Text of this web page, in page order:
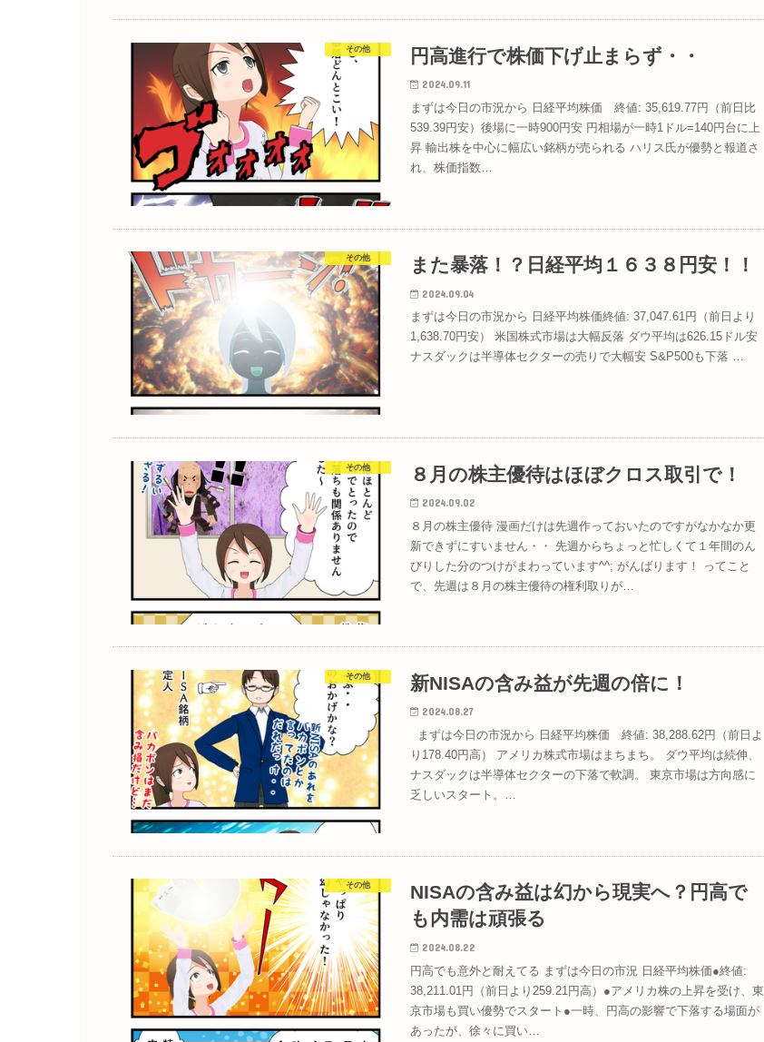
その他 円高進行で株価下げ止まらず・・
2024.09.11
まずは今日の市況から 日経平均株価 終値: 35,619.77円（前日比
539.39円安）後場に一時900円安 円相場が一時1ドル=140円台に上
昇 輸出株を中心に幅広い銘柄が売られる ハリス氏が優勢と報道さ
れ、株価指数…
その他 また暴落！？日経平均１６３８円安！！
2024.09.04
まずは今日の市況から 日経平均株価終値: 37,047.61円（前日より
1,638.70円安） 米国株式市場は大幅反落 ダウ平均は626.15ドル安
ナスダックは半導体セクターの売りで大幅安 S&P500も下落 …
その他 ８月の株主優待はほぼクロス取引で！
2024.09.02
８月の株主優待 漫画だけは先週作っておいたのですがなかなか更
新できずにすいません・・ 先週からちょっと忙しくて１年間のん
びりした分のつけがまわっています^^; がんばります！ ってこと
で、先週は８月の株主優待の権利取りが…
その他 新NISAの含み益が先週の倍に！
2024.08.27
まずは今日の市況から 日経平均株価 終値: 38,288.62円（前日よ
り178.40円高） アメリカ株式市場はまちまち。 ダウ平均は続伸、
ナスダックは半導体セクターの下落で軟調。 東京市場は方向感に
乏しいスタート。…
その他
NISAの含み益は幻から現実へ？円高で
も内需は頑張る
2024.08.22
円高でも意外と耐えてる まずは今日の市況 日経平均株価●終値:
38,211.01円（前日より259.21円高）●アメリカ株の上昇を受け、東
京市場も買い優勢でスタート●一時、円高の影響で下落する場面が
あったが、徐々に買い…